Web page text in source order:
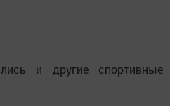
и другие спортивные